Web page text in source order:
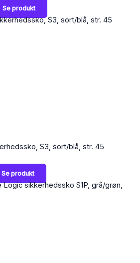
Se produkt
S3, sort/blå, str. 45
Se produkt